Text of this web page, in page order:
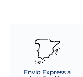
Envío Express a